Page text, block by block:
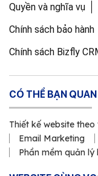
Quyền và nghĩa vụ
Chính sách bảo hành
Chính sách Bizfly
CÓ THỂ BẠN
Thiết kế website theo
Email Marketing
Phần mềm quản lý